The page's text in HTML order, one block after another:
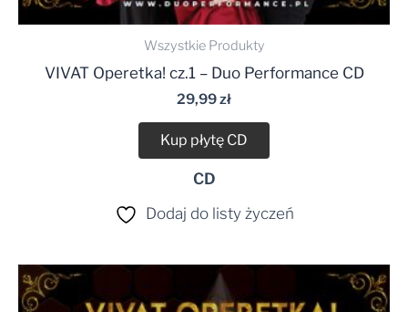
Wszystkie Produkty
VIVAT Operetka! cz.1 – Duo Performance CD
29,99zł
Kup płytę CD
CD
Dodaj do listy życzeń